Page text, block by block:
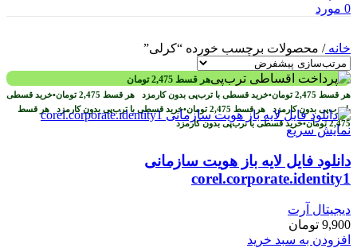
0 مورد
خانه/ محصولات برچسب خورده “کرلی”
هر قسط 2,475 تومان
هر قسط 2,475 تومان•خرید قسطی با ترب‌پی بدون کارمزد هر قسط 2,475 تومان•خرید قسطی
با ترب‌پی بدون کارمزد هر قسط 2,475 تومان•خرید قسطی با ترب‌پی بدون کارمزد هر قسط
2,475 تومان•خرید قسطی با ترب‌پی بدون کارمزدنمایش سریع
دانلود فایل لایه باز هویت سازمانی
corel.corporate.identity1
دیجیتال آرت
9,900 تومان
افزودن به سبد خرید